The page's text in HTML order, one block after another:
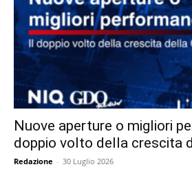
Nuove aperture o migliori
doppio volto della crescita
Redazione - 30 Luglio 2026